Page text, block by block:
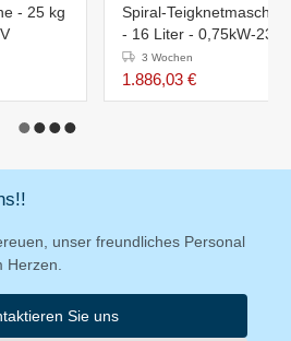
- 25 kg
Spiral-
- 16 Liter - 0,75kW-230V
3 Wochen
1.886,03 €
unser freundliches Personal
Herzen.
Sie uns